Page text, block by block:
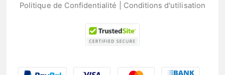
Politique de Confidentialité
Conditions d'utilisation